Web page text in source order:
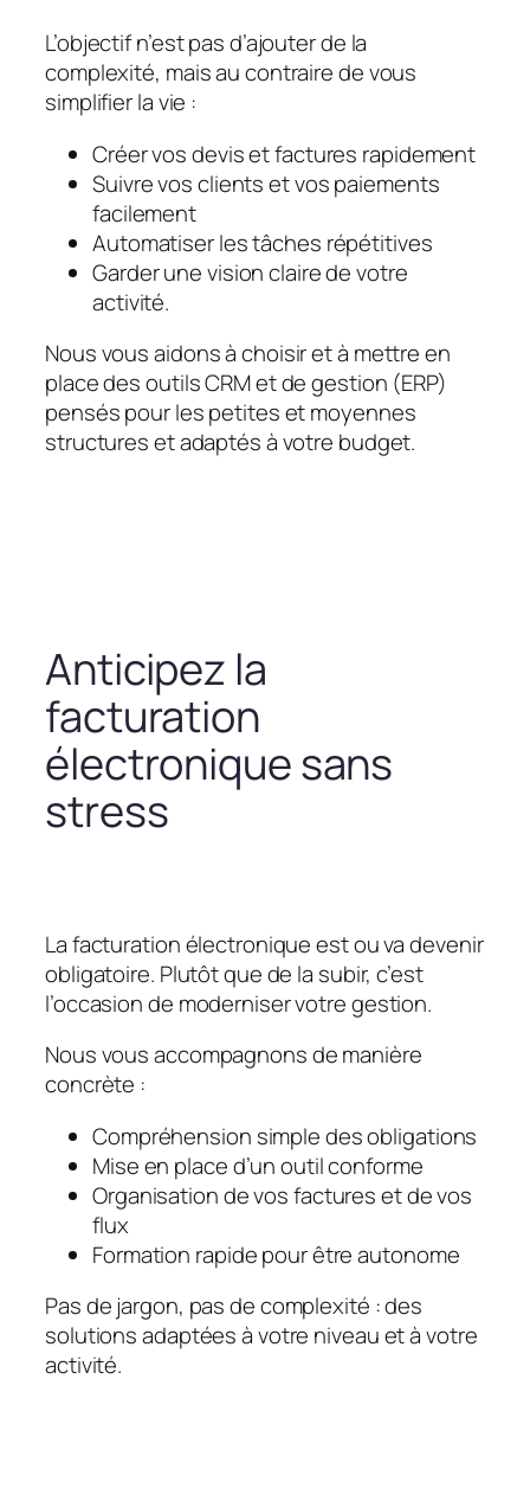
L’objectif n’est pas d’ajouter de la
complexité, mais au contraire de vous
simplifier la vie :
Créer vos devis et factures rapidement
Suivre vos clients et vos paiements
facilement
Automatiser les tâches répétitives
Garder une vision claire de votre
activité.
Nous vous aidons à choisir et à mettre en
place des outils CRM et de gestion (ERP)
pensés pour les petites et moyennes
structures et adaptés à votre budget.
Anticipez la
facturation
électronique sans
stress
La facturation électronique est ou va devenir
obligatoire. Plutôt que de la subir, c’est
l’occasion de moderniser votre gestion.
Nous vous accompagnons de manière
concrète :
Compréhension simple des obligations
Mise en place d’un outil conforme
Organisation de vos factures et de vos
flux
Formation rapide pour être autonome
Pas de jargon, pas de complexité : des
solutions adaptées à votre niveau et à votre
activité.